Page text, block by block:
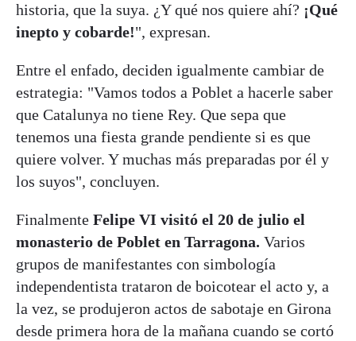
historia, que la suya. ¿Y qué nos quiere ahí? ¡Qué
inepto y cobarde!", expresan.
Entre el enfado, deciden igualmente cambiar de
estrategia: "Vamos todos a Poblet a hacerle saber
que Catalunya no tiene Rey. Que sepa que
tenemos una fiesta grande pendiente si es que
quiere volver. Y muchas más preparadas por él y
los suyos", concluyen.
Finalmente Felipe VI visitó el 20 de julio el
monasterio de Poblet en Tarragona. Varios
grupos de manifestantes con simbología
independentista trataron de boicotear el acto y, a
la vez, se produjeron actos de sabotaje en Girona
desde primera hora de la mañana cuando se cortó